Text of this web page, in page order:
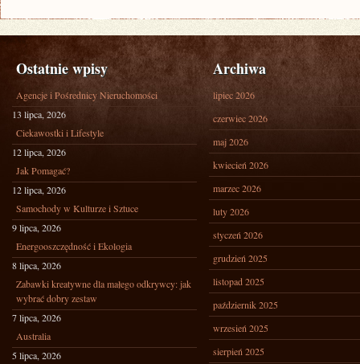
Ostatnie wpisy
Agencje i Pośrednicy Nieruchomości
13 lipca, 2026
Ciekawostki i Lifestyle
12 lipca, 2026
Jak Pomagać?
12 lipca, 2026
Samochody w Kulturze i Sztuce
9 lipca, 2026
Energooszczędność i Ekologia
8 lipca, 2026
Zabawki kreatywne dla małego odkrywcy: jak
wybrać dobry zestaw
7 lipca, 2026
Australia
5 lipca, 2026
Archiwa
lipiec 2026
czerwiec 2026
maj 2026
kwiecień 2026
marzec 2026
luty 2026
styczeń 2026
grudzień 2025
listopad 2025
październik 2025
wrzesień 2025
sierpień 2025